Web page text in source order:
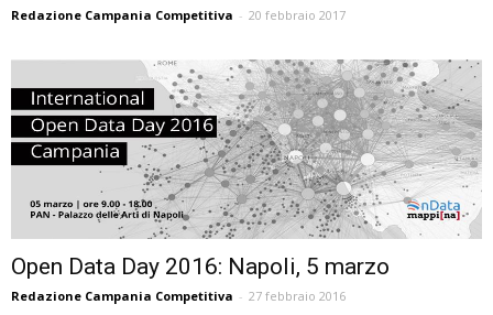
Redazione Campania Competitiva - 20 febbraio 2017
Open Data Day 2016: Napoli, 5 marzo
Redazione Campania Competitiva - 27 febbraio 2016